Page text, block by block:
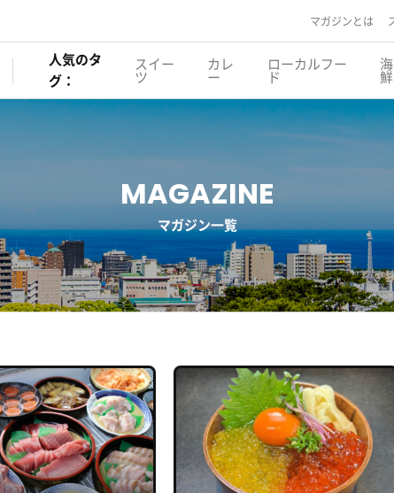
マガジンとは
人気のタ
グ：
スイー
ツ
カレ
ー
ローカルフー
ド
海
鮮
MAGAZINE
マガジン一覧